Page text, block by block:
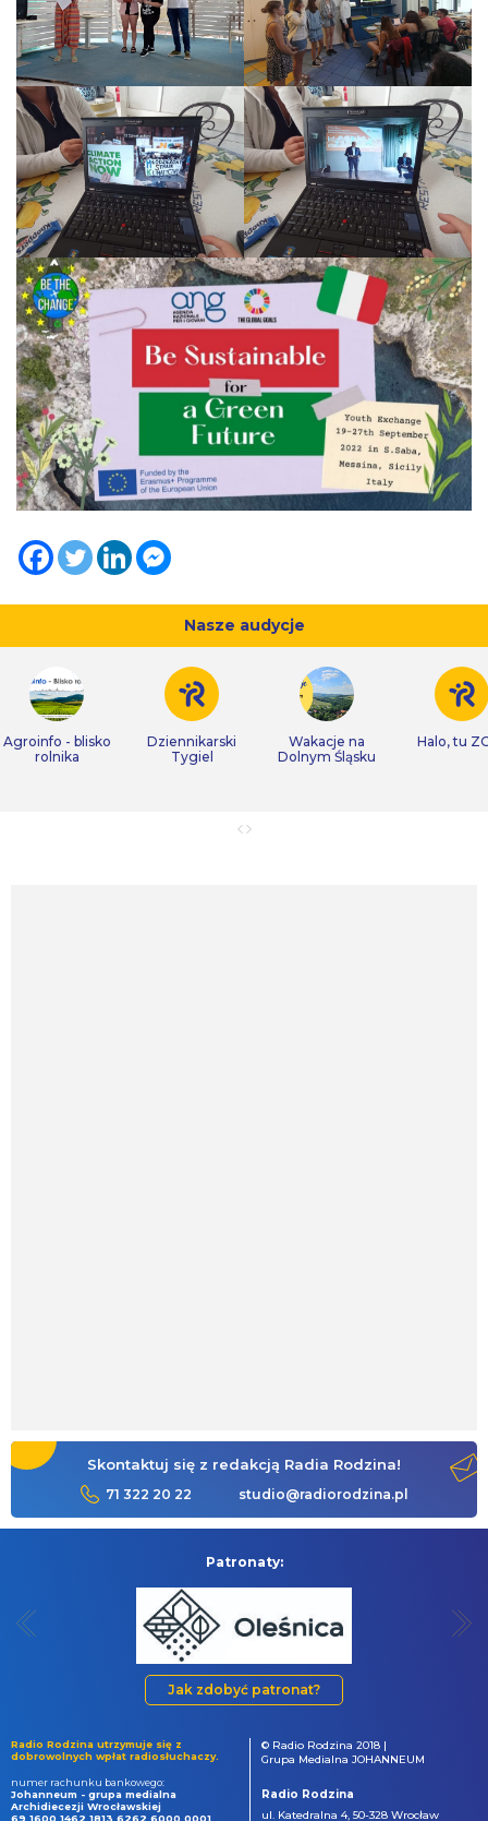
Nasze audycje
Agroinfo - blisko
rolnika
Dziennikarski
Tygiel
Wakacje na
Dolnym Śląsku
Halo, tu
Skontaktuj się z redakcją Radia Rodzina!
71 322 20 22 studio@radiorodzina.pl
Patronaty:
Jak zdobyć patronat?
Radio Rodzina utrzymuje się z
dobrowolnych wpłat radiosłuchaczy.
numer rachunku bankowego:
Johanneum - grupa medialna
Archidiecezji Wrocławskiej
© Radio Rodzina 2018 |
Grupa Medialna JOHANNEUM
Radio Rodzina
ul. Katedralna 4, 50-328 Wrocław